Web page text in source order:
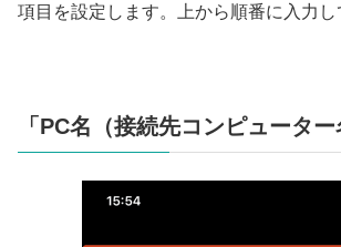
項目を設定します。上から順番に入力し
「PC名（接続先コンピュータ